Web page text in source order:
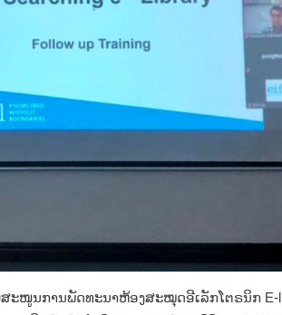
ະໜູນການພັດທະນາຫ້ອງສະໝຸດອີເລັກໂຕຣນິກ E-